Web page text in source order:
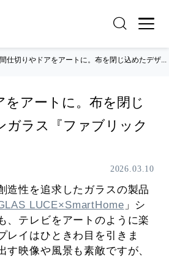
間仕切りやドアをアートに。布を閉じ込めたデザ...
をアートに。布を閉じ
ガラス『ファブリック
2026.03.10
造性を追求したガラスの製品
LUCE×SmartHome 」シ
、テレビをアートのように楽
レイはひときわ目を引きま
す映像や風景も素敵ですが、